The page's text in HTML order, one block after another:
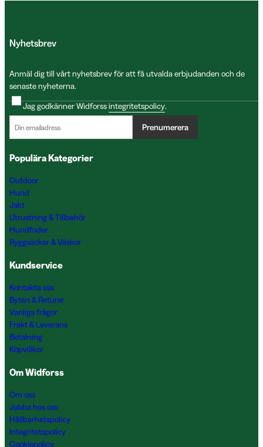
Nyhetsbrev
Anmäl dig till vårt nyhetsbrev för att få utvalda erbjudanden och de
senaste nyheterna.
Jag godkänner Widforssintegritetspolicy.
Prenumerera
Populära Kategorier
Outdoor
Hund
Jakt
Utrustning & Tillbehör
Hundfoder
Ryggsäckar & Väskor
Kundservice
Kontakta oss
Byten & Returer
Vanliga frågor
Frakt & Leverans
Betalning
Köpvillkor
Om Widforss
Om oss
Jobba hos oss
Hållbarhetspolicy
Integritetspolicy
Cookiepolicy